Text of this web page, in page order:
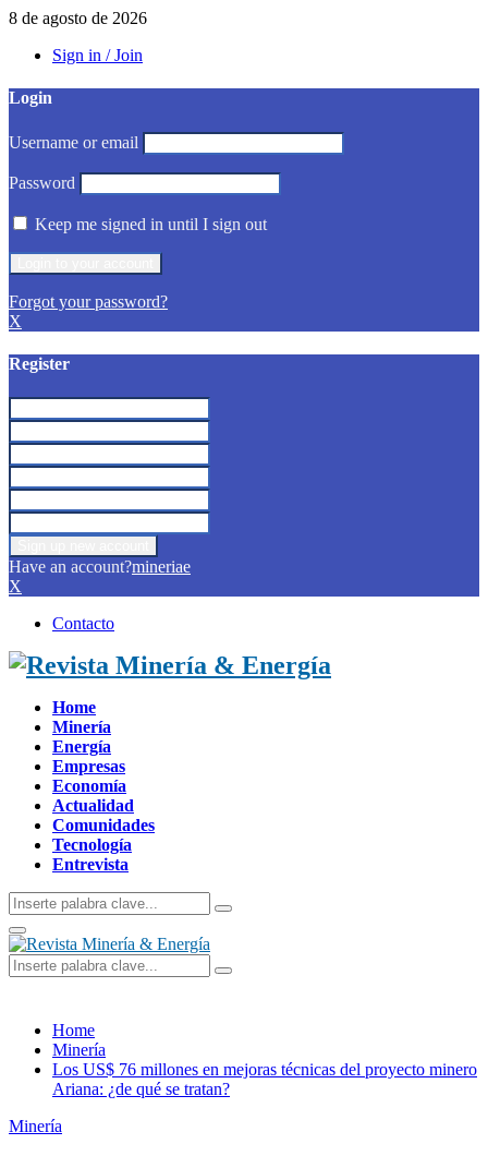
8 de agosto de 2026
Sign in / Join
Login
Username or email
Password
Keep me signed in until I sign out
Forgot your password?
X
Register
Have an account?mineriae
X
Contacto
Facebook
Twitter
Instagram
Linkedin
Youtube
Home
Minería
Energía
Empresas
Economía
Actualidad
Comunidades
Tecnología
Entrevista
Search
for:
Search
Primary
Menu
Search
for:
Search
Home
Minería
Los US$ 76 millones en mejoras técnicas del proyecto minero
Ariana: ¿de qué se tratan?
Minería